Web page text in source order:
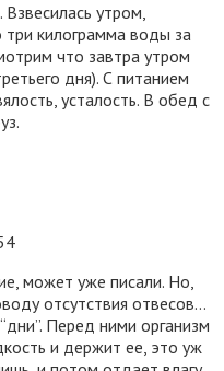
утром,
килограмма воды за
что завтра утром
дня). С питанием
усталость. В обед с
может уже писали. Но,
отсутствия отвесов…
Перед ними организм
и держит ее, это уж